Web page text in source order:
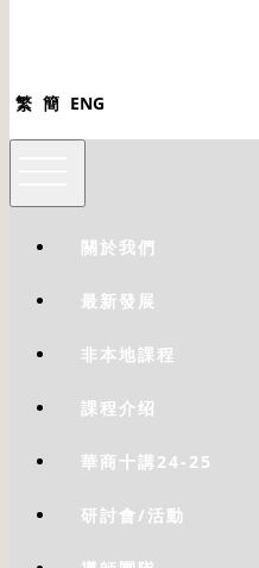
繁 簡 ENG
關於我們
最新發展
非本地課程
課程介绍
華商十講24-25
研討會/活動